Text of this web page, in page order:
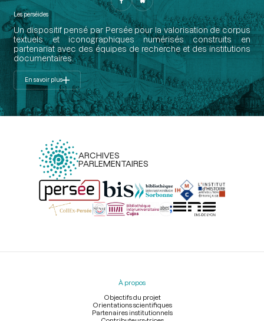
Les perséides
Un dispositif pensé par Persée pour la valorisation de corpus
textuels et iconographiques numérisés construits en
partenariat avec des équipes de recherche et des institutions
documentaires.
En savoir plus
ARCHIVES
PARLEMENTAIRES
Menu
À propos
Objectifs du projet
Orientations scientifiques
Partenaires institutionnels